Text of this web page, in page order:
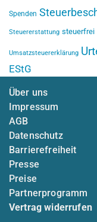
Spenden
Steuererstattung steuerfrei
Umsatzsteuererklärung
EStG
Über uns
Impressum
AGB
Datenschutz
Barrierefreiheit
Presse
Preise
Partnerprogramm
Vertrag widerrufen